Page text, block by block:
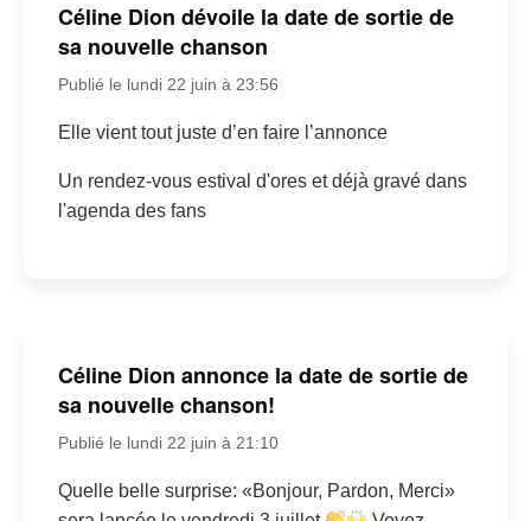
Céline Dion dévoile la date de sortie de
sa nouvelle chanson
Publié le lundi 22 juin à 23:56
Elle vient tout juste d’en faire l’annonce
Un rendez-vous estival d'ores et déjà gravé dans
l'agenda des fans
Céline Dion annonce la date de sortie de
sa nouvelle chanson!
Publié le lundi 22 juin à 21:10
Quelle belle surprise: «Bonjour, Pardon, Merci»